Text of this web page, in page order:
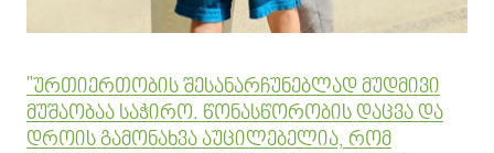
"ურთიერთობის შესანარჩუნებლად მუდმივი
მუშაობაა საჭირო. წონასწორობის დაცვა და
დროის გამონახვა აუცილებელია, რომ